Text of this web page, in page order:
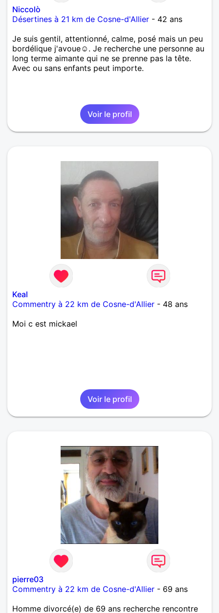
Niccolò
Désertines à 21 km de Cosne-d'Allier - 42 ans
Je suis gentil, attentionné, calme, posé mais un peu
bordélique j'avoue☺️. Je recherche une personne au
long terme aimante qui ne se prenne pas la tête.
Avec ou sans enfants peut importe.
Voir le profil
Keal
Commentry à 22 km de Cosne-d'Allier - 48 ans
Moi c est mickael
Voir le profil
pierre03
Commentry à 22 km de Cosne-d'Allier - 69 ans
Homme divorcé(e) de 69 ans recherche rencontre